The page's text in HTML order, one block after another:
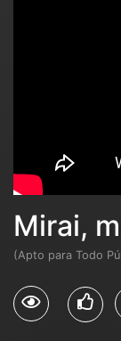
Mirai,
(Apto para Todo